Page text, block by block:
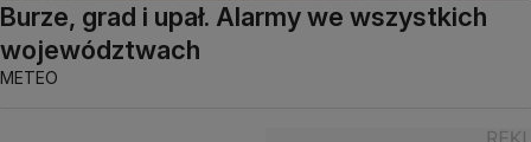
Burze, grad i upał. Alarmy we wszystkich
województwach
METEO